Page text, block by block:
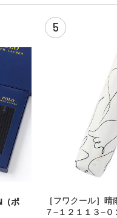
ポ
5
［フワクール］晴
７−１２１１３−